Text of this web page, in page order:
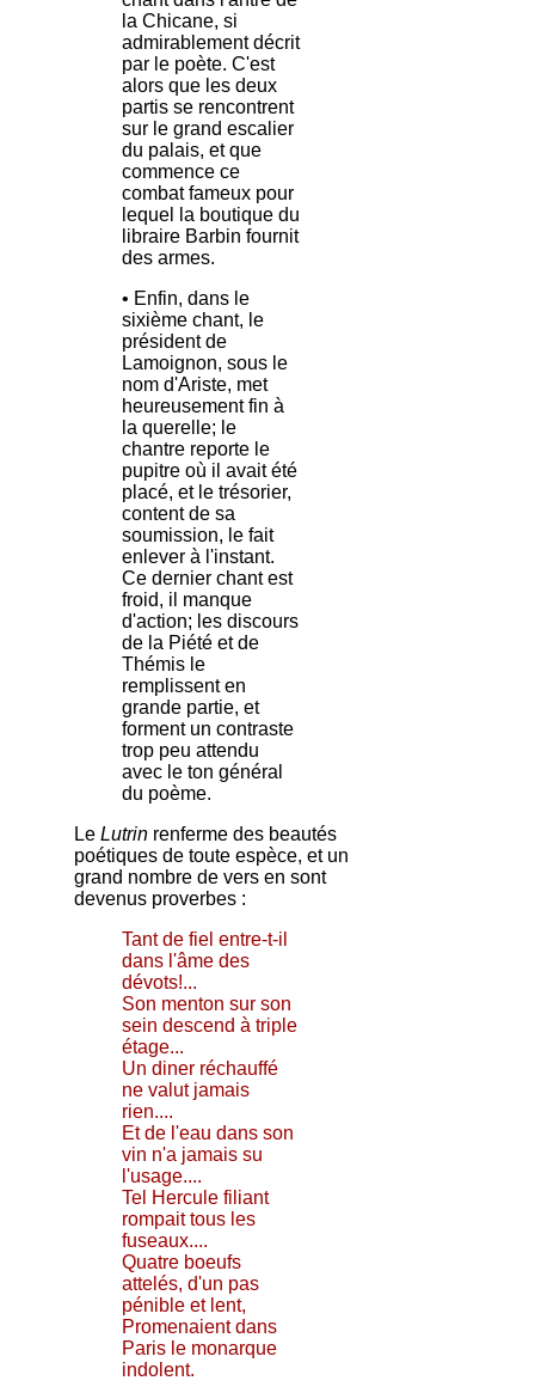
la Chicane, si
admirablement décrit
par le poète. C'est
alors que les deux
partis se rencontrent
sur le grand escalier
du palais, et que
commence ce
combat fameux pour
lequel la boutique du
libraire Barbin fournit
des armes.
• Enfin, dans le
sixième chant, le
président de
Lamoignon, sous le
nom d'Ariste, met
heureusement fin à
la querelle; le
chantre reporte le
pupitre où il avait été
placé, et le trésorier,
content de sa
soumission, le fait
enlever à l'instant.
Ce dernier chant est
froid, il manque
d'action; les discours
de la Piété et de
Thémis le
remplissent en
grande partie, et
forment un contraste
trop peu attendu
avec le ton général
du poème.
Le Lutrin renferme des beautés
poétiques de toute espèce, et un
grand nombre de vers en sont
devenus proverbes :
Tant de fiel entre-t-il
dans l'âme des
dévots!...
Son menton sur son
sein descend à triple
étage...
Un diner réchauffé
ne valut jamais
rien....
Et de l'eau dans son
vin n'a jamais su
l'usage....
Tel Hercule filiant
rompait tous les
fuseaux....
Quatre boeufs
attelés, d'un pas
pénible et lent,
Promenaient dans
Paris le monarque
indolent.